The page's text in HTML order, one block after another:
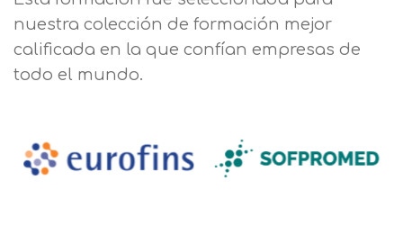
nuestra colección de formación mejor
calificada en la que confían empresas de
todo el mundo.